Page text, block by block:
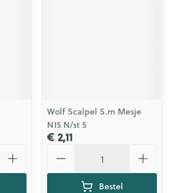
Wolf Scalpel S.m Mesje
N15 N/st 5
€ 2,11
Bestel